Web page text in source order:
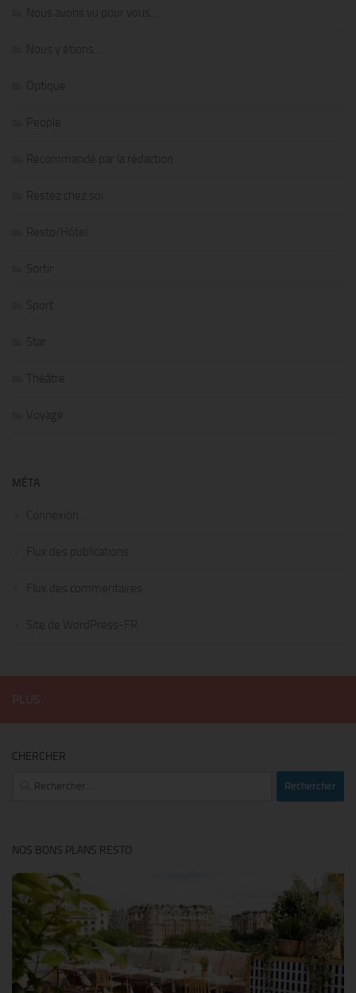
Nous avons vu pour vous…
Nous y étions…
Optique
People
Recommandé par la rédaction
Restez chez soi
Resto/Hôtel
Sortir
Sport
Star
Théâtre
Voyage
MÉTA
Connexion
Flux des publications
Flux des commentaires
Site de WordPress-FR
CHERCHER
Rechercher :
NOS BONS PLANS RESTO